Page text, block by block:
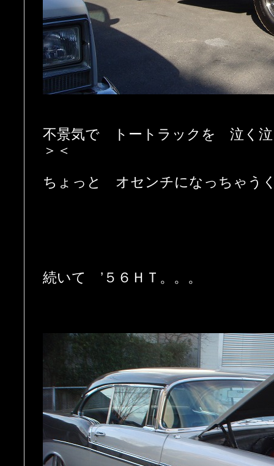
不景気で トートラックを 泣く泣
＞＜
ちょっと オセンチになっちゃう
続いて ’５６ＨＴ。。。